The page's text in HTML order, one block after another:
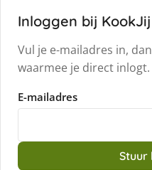
Inloggen bij KookJij
Vul je e-mailadres in,
waarmee je direct
E-mailadres
Stuur